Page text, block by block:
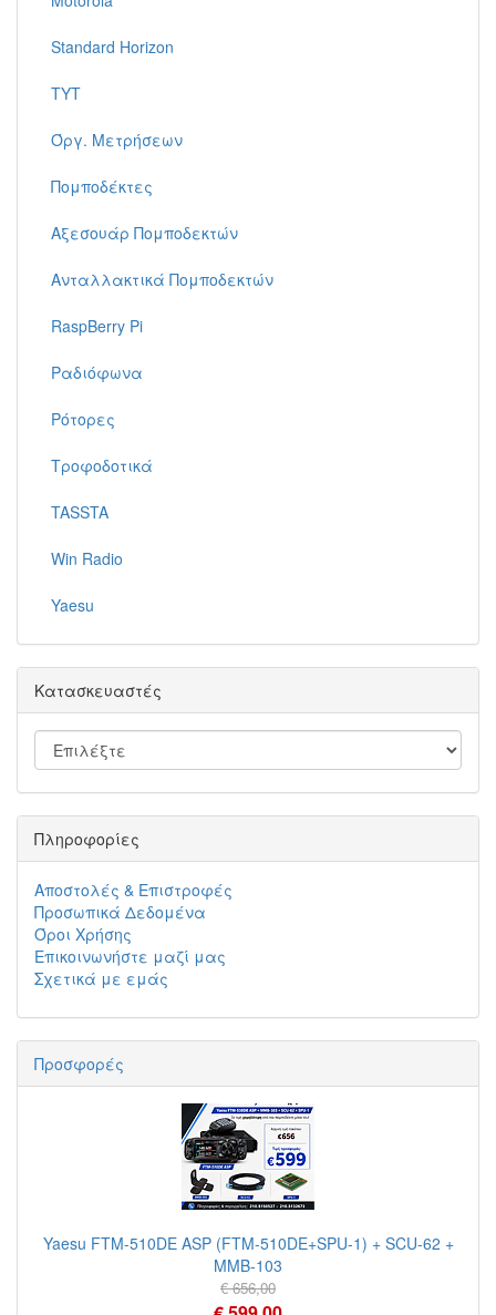
Standard Horizon
TYT
Όργ. Μετρήσεων
Πομποδέκτες
Αξεσουάρ Πομποδεκτών
Ανταλλακτικά Πομποδεκτών
RaspBerry Pi
Ραδιόφωνα
Ρότορες
Τροφοδοτικά
TASSTA
Win Radio
Yaesu
Κατασκευαστές
Πληροφορίες
Αποστολές & Επιστροφές
Προσωπικά Δεδομένα
Όροι Χρήσης
Επικοινωνήστε μαζί μας
Σχετικά με εμάς
Προσφορές
Yaesu FTM-510DE ASP (FTM-510DE+SPU-1) + SCU-62 +
MMB-103
€ 656,00